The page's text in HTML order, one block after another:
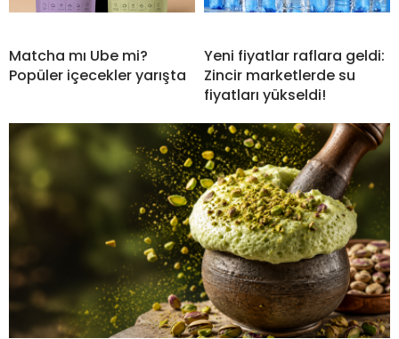
Matcha mı Ube mi?
Popüler içecekler yarışta
Yeni fiyatlar raflara geldi:
Zincir marketlerde su
fiyatları yükseldi!